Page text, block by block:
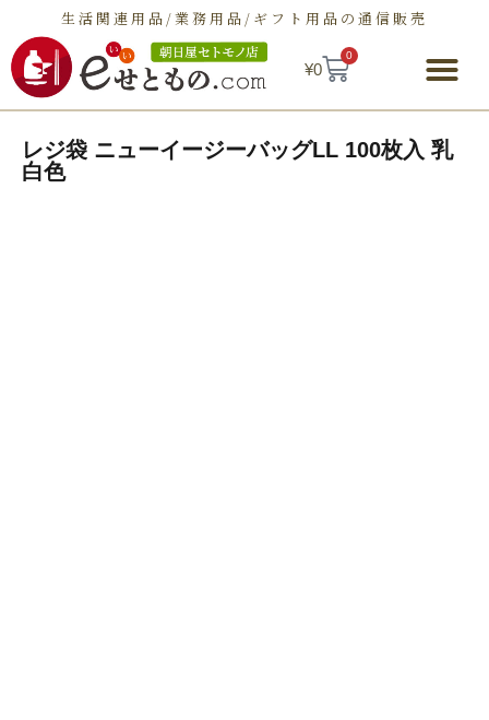
生活関連用品/業務用品/ギフト用品の通信販売
¥0
0
レジ袋 ニューイージーバッグLL 100枚入 乳
白色